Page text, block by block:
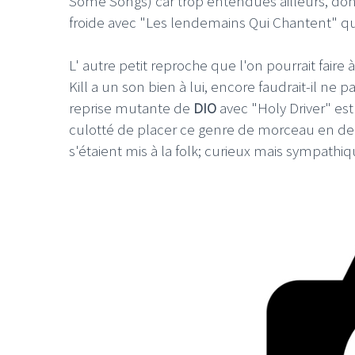
froide avec "Les lendemains Qui Chantent"
L' autre petit reproche que l'on pourrait faire
Kill a un son bien à lui, encore faudrait-il ne
reprise mutante de DIO avec "Holy Driver"
culotté de placer ce genre de morceau en
s'étaient mis à la folk; curieux mais
LE GROS RIFFIFI
LE